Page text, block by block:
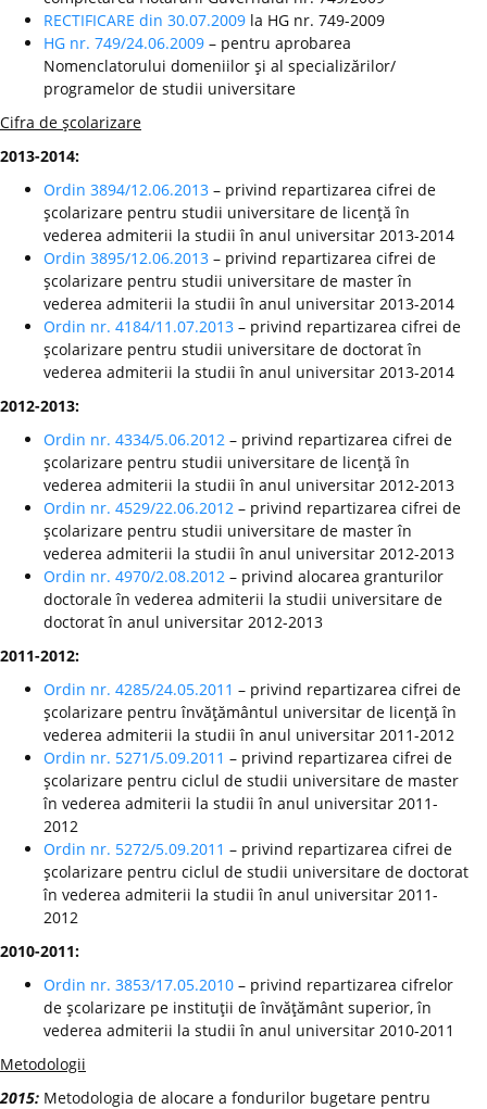
RECTIFICARE din 30.07.2009 la HG nr. 749-2009
HG nr. 749/24.06.2009 – pentru aprobarea
Nomenclatorului domeniilor şi al specializărilor/
programelor de studii universitare
Cifra de şcolarizare
2013-2014:
Ordin 3894/12.06.2013 – privind repartizarea cifrei de
şcolarizare pentru studii universitare de licenţă în
vederea admiterii la studii în anul universitar 2013-2014
Ordin 3895/12.06.2013 – privind repartizarea cifrei de
şcolarizare pentru studii universitare de master în
vederea admiterii la studii în anul universitar 2013-2014
Ordin nr. 4184/11.07.2013 – privind repartizarea cifrei de
şcolarizare pentru studii universitare de doctorat în
vederea admiterii la studii în anul universitar 2013-2014
2012-2013:
Ordin nr. 4334/5.06.2012 – privind repartizarea cifrei de
şcolarizare pentru studii universitare de licenţă în
vederea admiterii la studii în anul universitar 2012-2013
Ordin nr. 4529/22.06.2012 – privind repartizarea cifrei de
şcolarizare pentru studii universitare de master în
vederea admiterii la studii în anul universitar 2012-2013
Ordin nr. 4970/2.08.2012 – privind alocarea granturilor
doctorale în vederea admiterii la studii universitare de
doctorat în anul universitar 2012-2013
2011-2012:
Ordin nr. 4285/24.05.2011 – privind repartizarea cifrei de
şcolarizare pentru învăţământul universitar de licenţă în
vederea admiterii la studii în anul universitar 2011-2012
Ordin nr. 5271/5.09.2011 – privind repartizarea cifrei de
şcolarizare pentru ciclul de studii universitare de master
în vederea admiterii la studii în anul universitar 2011-
2012
Ordin nr. 5272/5.09.2011 – privind repartizarea cifrei de
şcolarizare pentru ciclul de studii universitare de doctorat
în vederea admiterii la studii în anul universitar 2011-
2012
2010-2011:
Ordin nr. 3853/17.05.2010 – privind repartizarea cifrelor
de şcolarizare pe instituţii de învăţământ superior, în
vederea admiterii la studii în anul universitar 2010-2011
Metodologii
2015: Metodologia de alocare a fondurilor bugetare pentru